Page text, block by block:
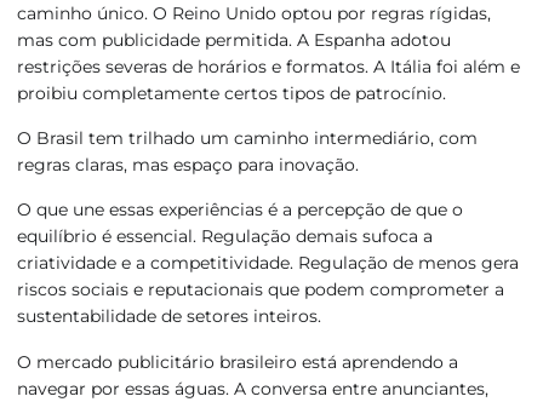
caminho único. O Reino Unido optou por regras rígidas,
mas com publicidade permitida. A Espanha adotou
restrições severas de horários e formatos. A Itália foi além e
proibiu completamente certos tipos de patrocínio.
O Brasil tem trilhado um caminho intermediário, com
regras claras, mas espaço para inovação.
O que une essas experiências é a percepção de que o
equilíbrio é essencial. Regulação demais sufoca a
criatividade e a competitividade. Regulação de menos gera
riscos sociais e reputacionais que podem comprometer a
sustentabilidade de setores inteiros.
O mercado publicitário brasileiro está aprendendo a
navegar por essas águas. A conversa entre anunciantes,